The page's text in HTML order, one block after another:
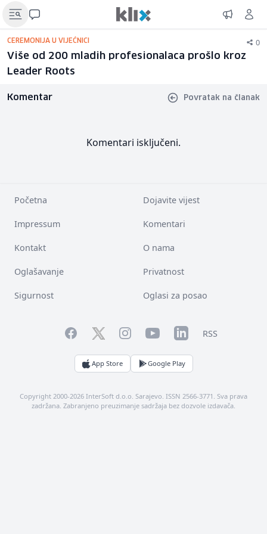
CEREMONIJA U VIJEĆNICI 0
Više od 200 mladih profesionalaca prošlo kroz
Leader Roots
Komentar Povratak na članak
Komentari isključeni.
Početna Dojavite vijest
Impressum Komentari
Kontakt O nama
Oglašavanje Privatnost
Sigurnost Oglasi za posao
FacebookTwitterInstagramYouTubeLinkedInRSS
App Store Google Play
Copyright 2000-2026 InterSoft d.o.o. Sarajevo. ISSN 2566-3771. Sva prava
zadržana. Zabranjeno preuzimanje sadržaja bez dozvole izdavača.